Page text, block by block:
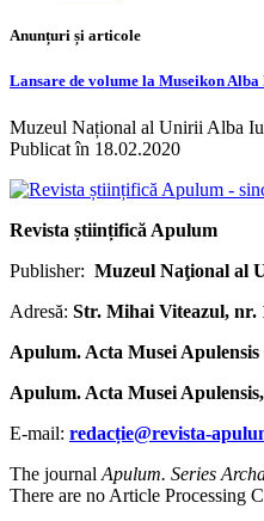
Anunțuri și articole
Lansare de volume la Museikon
Muzeul Național al Unirii Alba
Publicat în 18.02.2020
Revista științifică Apulum
Publisher: Muzeul Naţional al
Adresă: Str. Mihai Viteazul, nr.
Apulum. Acta Musei Apulensis
Apulum. Acta Musei
E-mail: redacție@revista-
The journalApulum. Series
There are no Article Processing